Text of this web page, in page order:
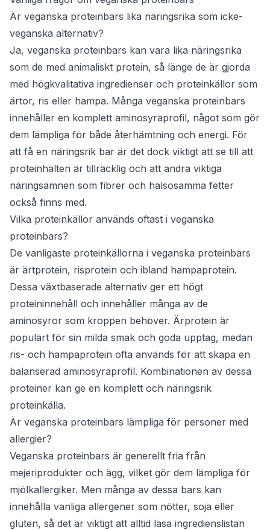
Är veganska proteinbars lika näringsrika som icke-
veganska alternativ?
Ja, veganska proteinbars kan vara lika näringsrika
som de med animaliskt protein, så länge de är gjorda
med högkvalitativa ingredienser och proteinkällor som
ärtor, ris eller hampa. Många veganska proteinbars
innehåller en komplett aminosyraprofil, något som gör
dem lämpliga för både återhämtning och energi. För
att få en näringsrik bar är det dock viktigt att se till att
proteinhalten är tillräcklig och att andra viktiga
näringsämnen som fibrer och hälsosamma fetter
också finns med.
Vilka proteinkällor används oftast i veganska
proteinbars?
De vanligaste proteinkällorna i veganska proteinbars
är ärtprotein, risprotein och ibland hampaprotein.
Dessa växtbaserade alternativ ger ett högt
proteininnehåll och innehåller många av de
aminosyror som kroppen behöver. Ärprotein är
populärt för sin milda smak och goda upptag, medan
ris- och hampaprotein ofta används för att skapa en
balanserad aminosyraprofil. Kombinationen av dessa
proteiner kan ge en komplett och näringsrik
proteinkälla.
Är veganska proteinbars lämpliga för personer med
allergier?
Veganska proteinbars är generellt fria från
mejeriprodukter och ägg, vilket gör dem lämpliga för
mjölkallergiker. Men många av dessa bars kan
innehålla vanliga allergener som nötter, soja eller
gluten, så det är viktigt att alltid läsa ingredienslistan